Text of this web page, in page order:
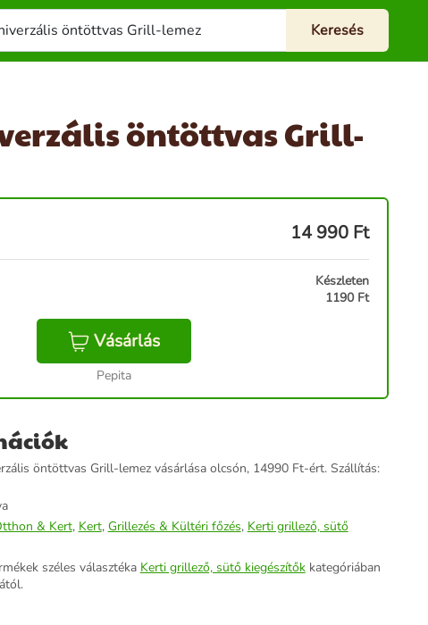
öntöttvas Grill-
14 990 Ft
Készleten
1190 Ft
Vásárlás
Pepita
öntöttvas Grill-lemez vásárlása olcsón, 14990 Ft-ért. Szállítás:
& Kert, Kert, Grillezés & Kültéri főzés, Kerti grillező, sütő
széles választéka Kerti grillező, sütő kiegészítőkkategóriában